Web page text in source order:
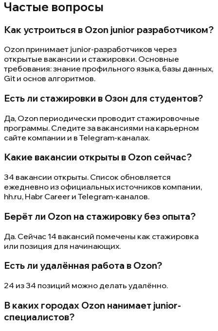
Частые вопросы
Как устроиться в Ozon junior разработчиком?
Ozon принимает junior-разработчиков через
открытые вакансии и стажировки. Основные
требования: знание профильного языка, базы данных,
Git и основ алгоритмов.
Есть ли стажировки в Озон для студентов?
Да, Ozon периодически проводит стажировочные
программы. Следите за вакансиями на карьерном
сайте компании и в Telegram-каналах.
Какие вакансии открыты в Ozon сейчас?
34 вакансии открыты. Список обновляется
ежедневно из официальных источников компании,
hh.ru, Habr Career и Telegram-каналов.
Берёт ли Ozon на стажировку без опыта?
Да. Сейчас 14 вакансий помечены как стажировка
или позиция для начинающих.
Есть ли удалённая работа в Ozon?
24 из 34 позиций можно делать удалённо.
В каких городах Ozon нанимает junior-
специалистов?